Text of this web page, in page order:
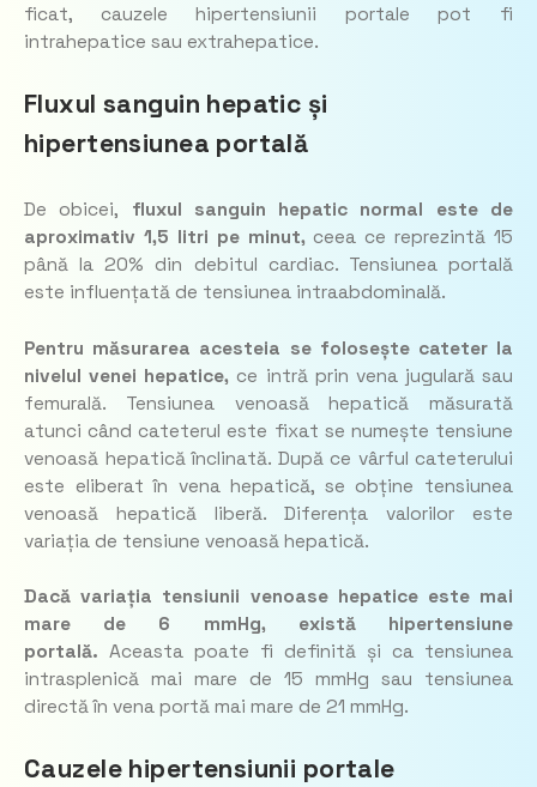
ficat, cauzele hipertensiunii portale pot fi
intrahepatice sau extrahepatice.
Fluxul sanguin hepatic și
hipertensiunea portală
De obicei, fluxul sanguin hepatic normal este de
aproximativ 1,5 litri pe minut, ceea ce reprezintă 15
până la 20% din debitul cardiac. Tensiunea portală
este influențată de tensiunea intraabdominală.
Pentru măsurarea acesteia se folosește cateter la
nivelul venei hepatice, ce intră prin vena jugulară sau
femurală. Tensiunea venoasă hepatică măsurată
atunci când cateterul este fixat se numește tensiune
venoasă hepatică înclinată. După ce vârful cateterului
este eliberat în vena hepatică, se obține tensiunea
venoasă hepatică liberă. Diferența valorilor este
variația de tensiune venoasă hepatică.
Dacă variația tensiunii venoase hepatice este mai
mare de 6 mmHg, există hipertensiune
portală. Aceasta poate fi definită și ca tensiunea
intrasplenică mai mare de 15 mmHg sau tensiunea
directă în vena portă mai mare de 21 mmHg.
Cauzele hipertensiunii portale